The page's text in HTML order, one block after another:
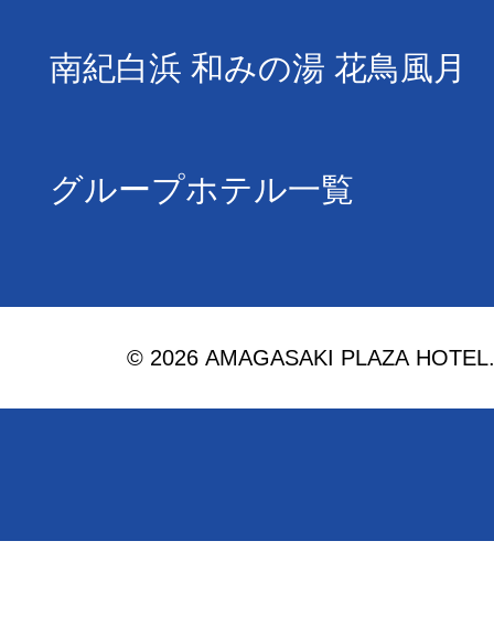
南紀白浜 和みの湯 花鳥風月
グループホテル一覧
© 2026 AMAGASAKI PLAZA